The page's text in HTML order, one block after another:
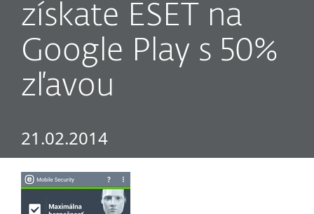
získate ESET na
Google Play s 50%
zľavou
21.02.2014